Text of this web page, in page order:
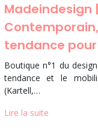
Madein­de­sign
tendance
Boutique n°1 du
tendance et le
(Kartell,…
Lire la suite